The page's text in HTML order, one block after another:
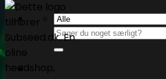
Søg
efter: